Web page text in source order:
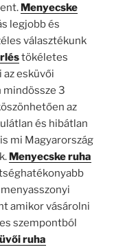
Menyecske
legjobb és
választékunk
tökéletes
az esküvői
3
az
és hibátlan
mi Magyarország
Menyecske ruha
amikor vásárolni
szempontból
ruha